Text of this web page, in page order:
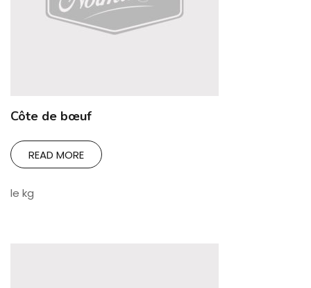
Côte de bœuf
READ MORE
le kg